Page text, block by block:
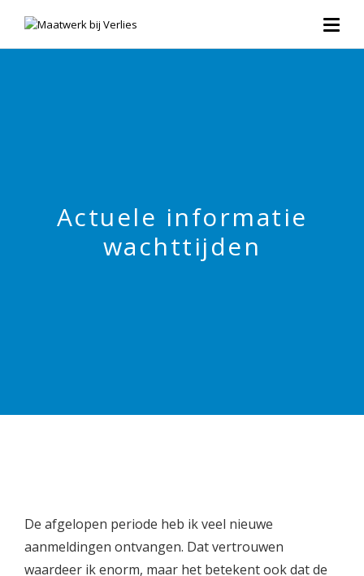
Actuele informatie
wachttijden
De afgelopen periode heb ik veel nieuwe
aanmeldingen ontvangen. Dat vertrouwen
waardeer ik enorm, maar het betekent ook dat de